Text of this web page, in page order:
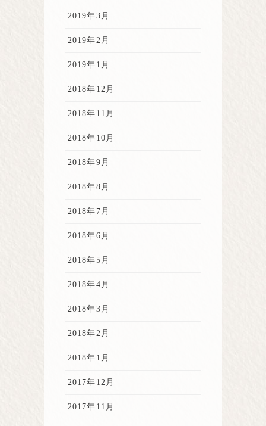
2019年3月
2019年2月
2019年1月
2018年12月
2018年11月
2018年10月
2018年9月
2018年8月
2018年7月
2018年6月
2018年5月
2018年4月
2018年3月
2018年2月
2018年1月
2017年12月
2017年11月